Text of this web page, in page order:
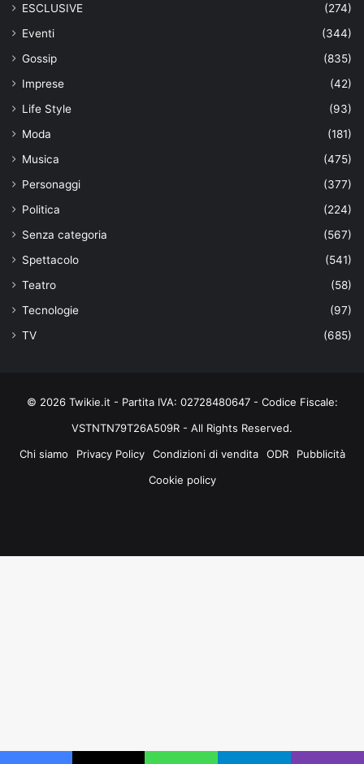
ESCLUSIVE
(274)
Eventi
(344)
Gossip
(835)
Imprese
(42)
Life Style
(93)
Moda
(181)
Musica
(475)
Personaggi
(377)
Politica
(224)
Senza categoria
(567)
Spettacolo
(541)
Teatro
(58)
Tecnologie
(97)
TV
(685)
© 2026 Twikie.it - Partita IVA: 02728480647 - Codice Fiscale:
VSTNTN79T26A509R - All Rights Reserved.
Chi siamo
Privacy Policy Condizioni di vendita ODR
Pubblicità
Cookie policy
Tube